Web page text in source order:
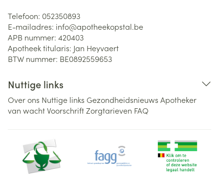
Telefoon: 052350893
E-mailadres: info@apotheekopstal.be
APB nummer: 420403
Apotheek titularis: Jan Heyvaert
BTW nummer: BE0892559653
Nuttige links
Over ons Nuttige links Gezondheidsnieuws Apotheker
van wachtVoorschriftZorgtarieven FAQ